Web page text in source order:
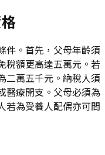
件。首先，父母年齡須
稅額更高達五萬元。若
二萬五千元。納稅人須
醫療開支。父母必須為
若為受養人配偶亦可間